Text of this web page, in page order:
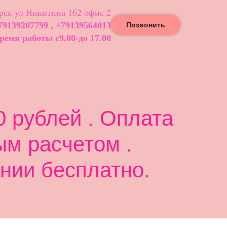
рублей . Оплата
расчетом .
бесплатно.
ул Никитина 162 офис 2
, +79139564013
работы с9.00-до 17.00
Позвонить